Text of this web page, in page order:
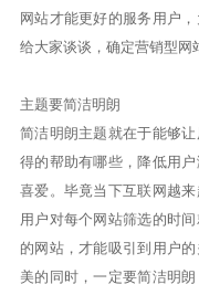
网站才能更好的服务用户
给大家谈谈，确定营销型网
主题要简洁明朗
简洁明朗主题就在于能够
得的帮助有哪些，降低用
喜爱。毕竟当下互联网越
用户对每个网站筛选的时
的网站，才能吸引到用户
美的同时，一定要简洁明